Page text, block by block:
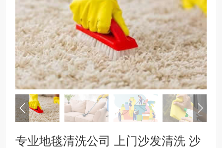
专业地毯清洗公司 上门沙发清洗 沙